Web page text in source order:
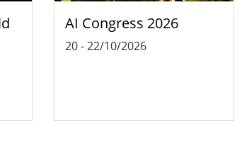
AI Congress 2026
20-22/10/2026